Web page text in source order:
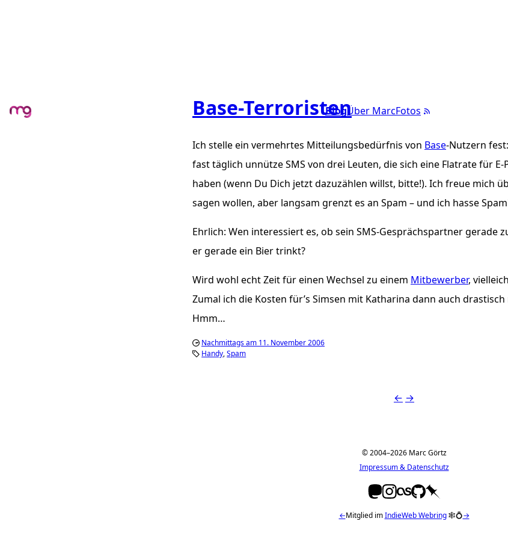
BlogÜber MarcFotos
Base-Terroristen
Ich stelle ein vermehrtes Mitteilungsbedürfnis von Base-Nutzern
fast täglich unnützeSMS von drei Leuten, die sich eine Flatrate für
haben (wenn Du Dich jetzt dazuzählen willst, bitte!). Ich freue mich
sagen wollen, aber langsam grenzt es an Spam – und ich hasse
Ehrlich: Wen interessiert es, ob sein SMS-Gesprächspartner gerade
er gerade ein Bier trinkt?
Wird wohl echt Zeit für einen Wechsel zu einem Mitbewerber,
Zumal ich die Kosten für’s Simsen mit Katharina dann auch
Hmm…
Nachmittags am 11. November 2006
Handy Spam
← →
© 2004–2026 Marc Görtz
Impressum & Datenschutz
←Mitglied imIndieWeb Webring🕸💍→